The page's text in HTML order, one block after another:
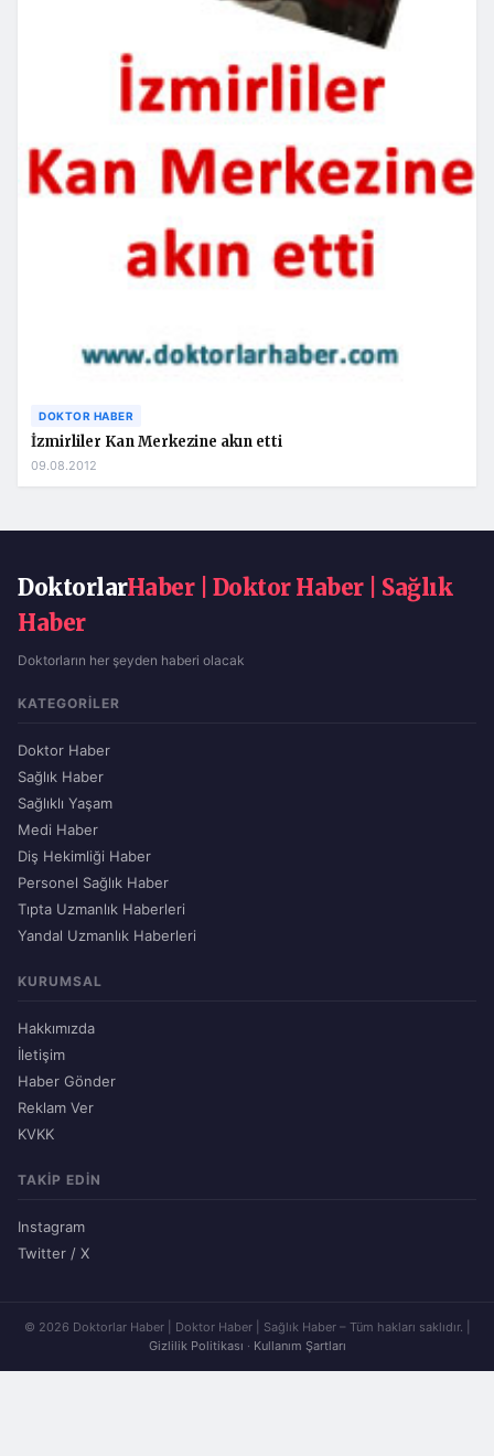
DOKTOR HABER
İzmirliler Kan Merkezine akın etti
09.08.2012
DoktorlarHaber | Doktor Haber | Sağlık
Haber
Doktorların her şeyden haberi olacak
KATEGORILER
Doktor Haber
Sağlık Haber
Sağlıklı Yaşam
Medi Haber
Diş Hekimliği Haber
Personel Sağlık Haber
Tıpta Uzmanlık Haberleri
Yandal Uzmanlık Haberleri
KURUMSAL
Hakkımızda
İletişim
Haber Gönder
Reklam Ver
KVKK
TAKIP EDIN
Instagram
Twitter / X
© 2026 Doktorlar Haber | Doktor Haber | Sağlık Haber – Tüm hakları saklıdır. |
Gizlilik Politikası · Kullanım Şartları